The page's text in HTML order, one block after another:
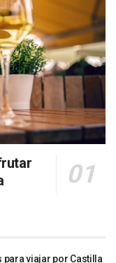
para viajar por Castilla